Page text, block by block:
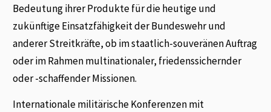
Bedeutung ihrer Produkte für die heutige und
zukünftige Einsatzfähigkeit der Bundeswehr und
anderer Streitkräfte, ob im staatlich-souveränen Auftrag
oder im Rahmen multinationaler, friedenssichernder
oder -schaffender Missionen.
Internationale militärische Konferenzen mit